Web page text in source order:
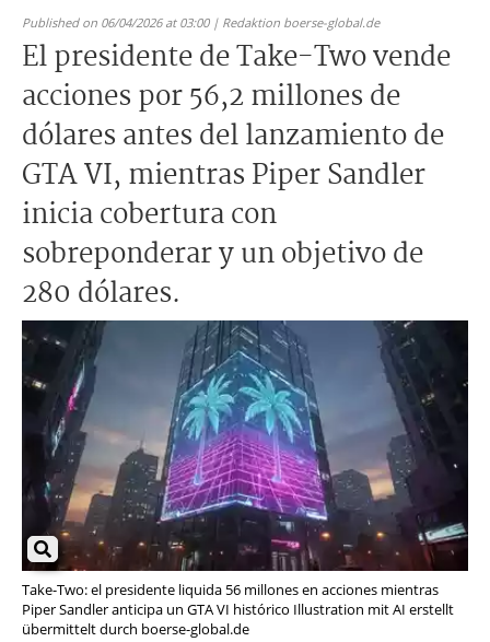
Published on 06/04/2026 at 03:00 | Redaktion boerse-global.de
El presidente de Take-Two vende
acciones por 56,2 millones de
dólares antes del lanzamiento de
GTA VI, mientras Piper Sandler
inicia cobertura con
sobreponderar y un objetivo de
280 dólares.
Take-Two: el presidente liquida 56 millones en acciones mientras
Piper Sandler anticipa un GTA VI histórico Illustration mit AI erstellt
übermittelt durch boerse-global.de